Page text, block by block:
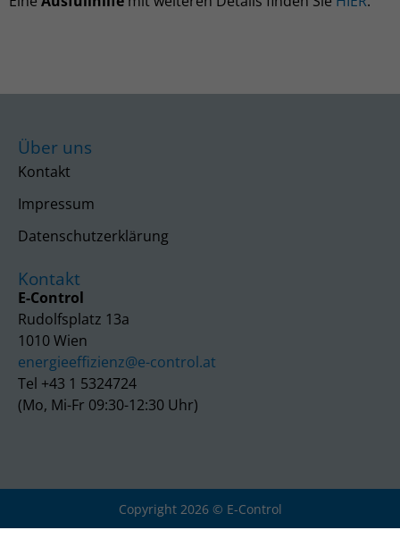
Über uns
Kontakt
Impressum
Datenschutzerklärung
Kontakt
E-Control
Rudolfsplatz 13a
1010 Wien
energieeffizienz@e-control.at
Tel +43 1 5324724
(Mo, Mi-Fr 09:30-12:30 Uhr)
Copyright 2026 © E-Control